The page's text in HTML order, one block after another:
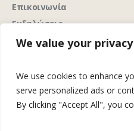
We value your privacy
We use cookies to enhance
serve personalized ads or
By clicking "Accept All", you
Επικοινωνία
Εκδηλώσεις
Ανάπτυξη &Analytics με